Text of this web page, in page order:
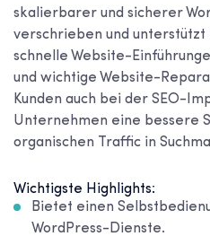
skalierbarer und sicherer
verschrieben und
schnelle Website-
und wichtige Website-
Kunden auch bei der SEO-
Unternehmen eine bessere
organischen Traffic in
Wichtigste Highlights:
Bietet einen
WordPress-Dienste.